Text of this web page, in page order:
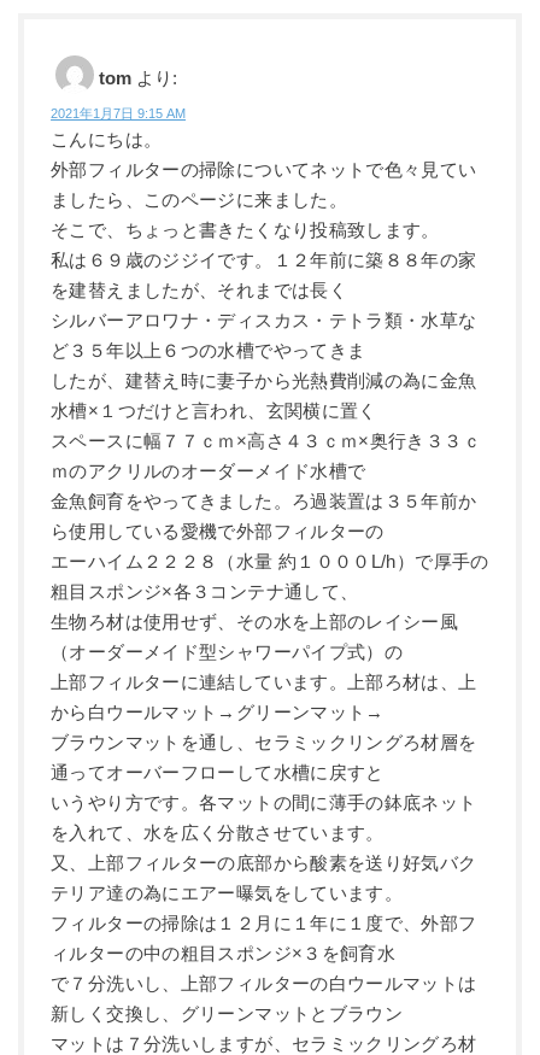
tom より:
2021年1月7日 9:15 AM
こんにちは。
外部フィルターの掃除についてネットで色々見てい
ましたら、このページに来ました。
そこで、ちょっと書きたくなり投稿致します。
私は６９歳のジジイです。１２年前に築８８年の家
を建替えましたが、それまでは長く
シルバーアロワナ・ディスカス・テトラ類・水草な
ど３５年以上６つの水槽でやってきま
したが、建替え時に妻子から光熱費削減の為に金魚
水槽×１つだけと言われ、玄関横に置く
スペースに幅７７ｃｍ×高さ４３ｃｍ×奥行き３３ｃ
ｍのアクリルのオーダーメイド水槽で
金魚飼育をやってきました。ろ過装置は３５年前か
ら使用している愛機で外部フィルターの
エーハイム２２２８（水量 約１０００L/h）で厚手の
粗目スポンジ×各３コンテナ通して、
生物ろ材は使用せず、その水を上部のレイシー風
（オーダーメイド型シャワーパイプ式）の
上部フィルターに連結しています。上部ろ材は、上
から白ウールマット→グリーンマット→
ブラウンマットを通し、セラミックリングろ材層を
通ってオーバーフローして水槽に戻すと
いうやり方です。各マットの間に薄手の鉢底ネット
を入れて、水を広く分散させています。
又、上部フィルターの底部から酸素を送り好気バク
テリア達の為にエアー曝気をしています。
フィルターの掃除は１２月に１年に１度で、外部フ
ィルターの中の粗目スポンジ×３を飼育水
で７分洗いし、上部フィルターの白ウールマットは
新しく交換し、グリーンマットとブラウン
マットは７分洗いしますが、セラミックリングろ材